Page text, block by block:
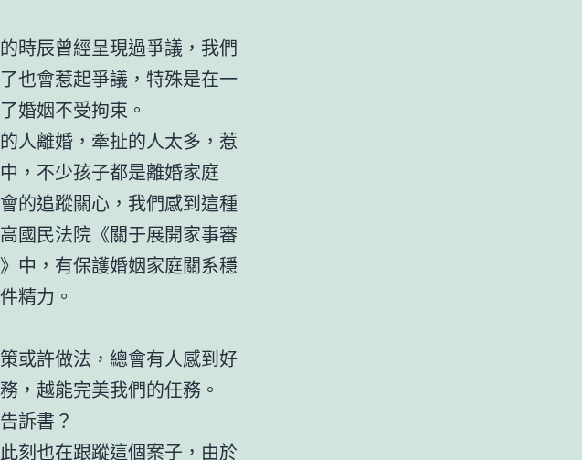
時辰曾經呈現過爭議，我們
也會惹起爭議，特殊是在一
婚姻不受拘束。
人離婚，牽扯的人太多，惹
，不少孩子都是離婚家庭
的追蹤關心，我們感到這種
國民法院《關于展開家事審
中，有保護婚姻家庭關系穩
精力。
或許做法，總會有人感到好
，越能完美我們的任務。
訴書？
刻也在跟蹤這個案子，由於